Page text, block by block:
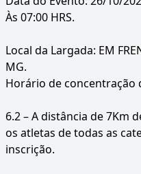
Às 07:00 HRS.
Local da Largada: EM
MG.
Horário de concentração
6.2 – A distância de 7Km
os atletas de todas as
inscrição.